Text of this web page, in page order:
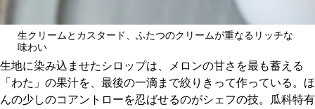
生クリームとカスタード、ふたつのクリームが重なるリッチな
味わい
生地に染み込ませたシロップは、メロンの甘さを最も蓄える
「わた」の果汁を、最後の一滴まで絞りきって作っている。ほ
んの少しのコアントローを忍ばせるのがシェフの技。瓜科特有